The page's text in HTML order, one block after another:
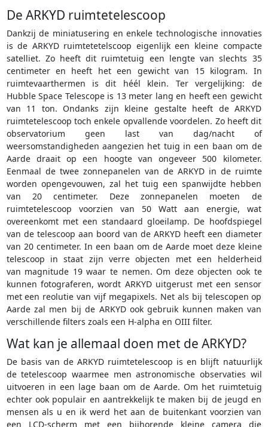
De ARKYD ruimtetelescoop
Dankzij de miniatusering en enkele technologische innovaties
is de ARKYD ruimtetetelscoop eigenlijk een kleine compacte
satelliet. Zo heeft dit ruimtetuig een lengte van slechts 35
centimeter en heeft het een gewicht van 15 kilogram. In
ruimtevaarthermen is dit héél klein. Ter vergelijking: de
Hubble Space Telescope is 13 meter lang en heeft een gewicht
van 11 ton. Ondanks zijn kleine gestalte heeft de ARKYD
ruimtetelescoop toch enkele opvallende voordelen. Zo heeft dit
observatorium geen last van dag/nacht of
weersomstandigheden aangezien het tuig in een baan om de
Aarde draait op een hoogte van ongeveer 500 kilometer.
Eenmaal de twee zonnepanelen van de ARKYD in de ruimte
worden opengevouwen, zal het tuig een spanwijdte hebben
van 20 centimeter. Deze zonnepanelen moeten de
ruimtetelescoop voorzien van 50 Watt aan energie, wat
overeenkomt met een standaard gloeilamp. De hoofdspiegel
van de telescoop aan boord van de ARKYD heeft een diameter
van 20 centimeter. In een baan om de Aarde moet deze kleine
telescoop in staat zijn verre objecten met een helderheid
van magnitude 19 waar te nemen. Om deze objecten ook te
kunnen fotograferen, wordt ARKYD uitgerust met een sensor
met een reolutie van vijf megapixels. Net als bij telescopen op
Aarde zal men bij de ARKYD ook gebruik kunnen maken van
verschillende filters zoals een H-alpha en OIII filter.
Wat kan je allemaal doen met de ARKYD?
De basis van de ARKYD ruimtetelescoop is en blijft natuurlijk
de tetelescoop waarmee men astronomische observaties wil
uitvoeren in een lage baan om de Aarde. Om het ruimtetuig
echter ook populair en aantrekkelijk te maken bij de jeugd en
mensen als u en ik werd het aan de buitenkant voorzien van
een LCD-scherm met een bijhorende kleine camera die